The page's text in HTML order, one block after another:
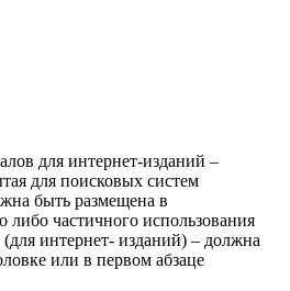
для интернет-изданий –
для поисковых систем
быть размещена в
либо частичного использования
интернет- изданий) – должна
или в первом абзаце